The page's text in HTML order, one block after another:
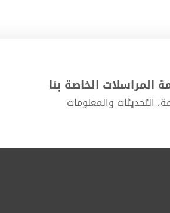
الخاصة بنا
التحديثات والمعلومات